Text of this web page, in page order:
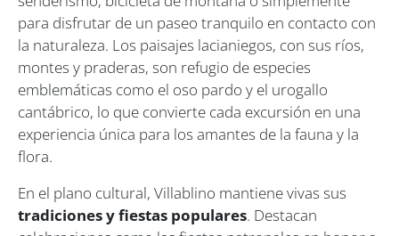
para disfrutar de un paseo tranquilo en contacto con
la naturaleza. Los paisajes lacianiegos, con sus ríos,
montes y praderas, son refugio de especies
emblemáticas como el oso pardo y el urogallo
cantábrico, lo que convierte cada excursión en una
experiencia única para los amantes de la fauna y la
flora.
En el plano cultural, Villablino mantiene vivas sus
tradiciones y fiestas populares. Destacan